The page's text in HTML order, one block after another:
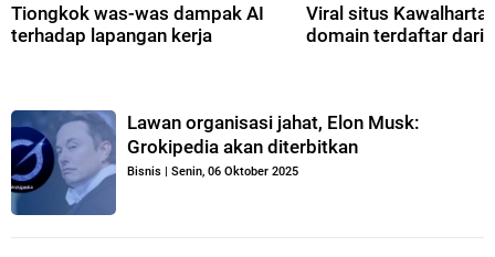
Tiongkok was-was dampak AI
terhadap lapangan kerja
Viral situs
domain terdaftar dari
Lawan organisasi jahat, Elon Musk:
Grokipedia akan diterbitkan
Bisnis | Senin, 06 Oktober 2025